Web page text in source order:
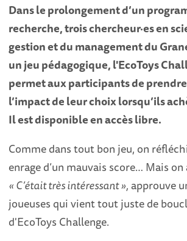
Dans le prolongement d’un
recherche, trois chercheur·es en
gestion et du management du
un jeu pédagogique, l'EcoToys
permet aux participants de
l’impact de leur choix lorsqu’ils
Il est disponible en accès libre.
Comme dans tout bon jeu, on
enrage d’un mauvais score… Mais
« C’était très intéressant »,approuve
joueuses qui vient tout juste de
d'EcoToys Challenge.